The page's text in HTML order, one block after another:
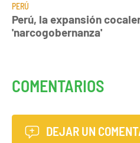
PERÚ
Perú, la expansión
'narcogobernanza'
COMENTARIOS
DEJAR UN